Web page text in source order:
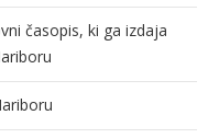
časopis, ki ga izdaja